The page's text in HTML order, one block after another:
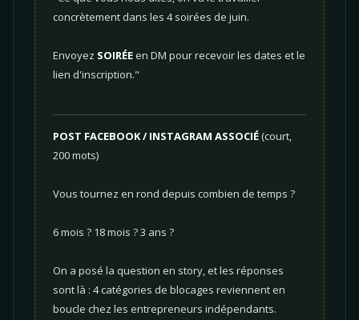
concrètement dans les 4 soirées de juin.
Envoyez SOIRÉEen DM pour recevoir les dates et le
lien d'inscription."
POST FACEBOOK / INSTAGRAM ASSOCIÉ(court,
200 mots)
Vous tournez en rond depuis combien de temps ?
6 mois ? 18 mois ? 3 ans ?
On a posé la question en story, et les réponses
sont là : 4 catégories de blocages reviennent en
boucle chez les entrepreneurs indépendants.